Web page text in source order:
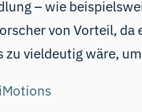
– wie
von Vorteil,
vieldeutig wäre,